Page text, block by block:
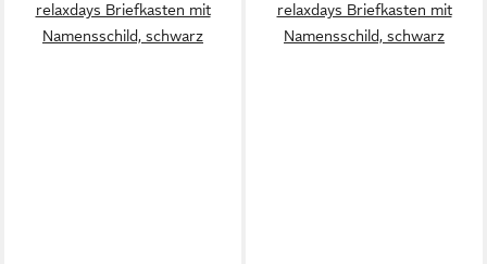
relaxdays Briefkasten mit
Namensschild, schwarz
relaxdays Briefkasten mit
Namensschild, schwarz